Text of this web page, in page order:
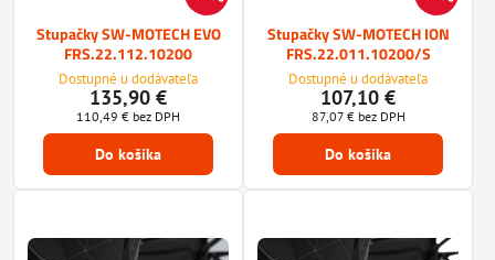
Stupačky SW-MOTECH EVO
FRS.22.112.10200
Dostupné u dodávateľa
135,90 €
110,49 € bez DPH
Do košíka
Stupačky SW-MOTECH ION
FRS.22.011.10200/S
Dostupné u dodávateľa
107,10 €
87,07 € bez DPH
Do košíka